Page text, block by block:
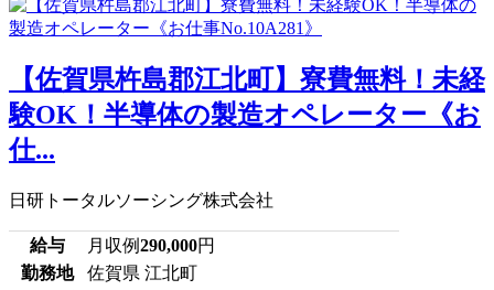
【佐賀県杵島郡江北町】寮費無料！未経
験OK！半導体の製造オペレーター《お
仕...
日研トータルソーシング株式会社
給与 月収例290,000円
勤務地
佐賀県 江北町